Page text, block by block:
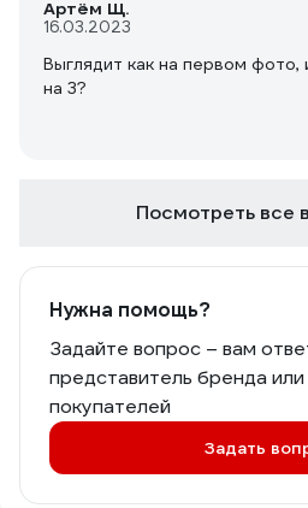
Артём Щ.
16.03.2023
Выглядит как на первом фото,
на 3?
Посмотреть все
Нужна помощь?
Задайте вопрос – вам
представитель бренда или
покупателей
Задать